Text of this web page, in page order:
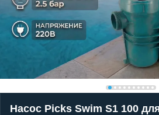
Насос Picks Swim S1 100